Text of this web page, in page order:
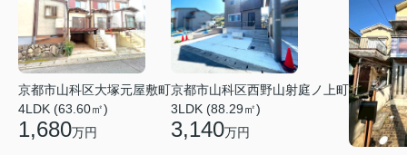
京都市山科区大塚元屋敷町
4LDK (63.60㎡)
1,680万円
京都市山科区西野山射庭ノ上町
3LDK (88.29㎡)
3,140万円